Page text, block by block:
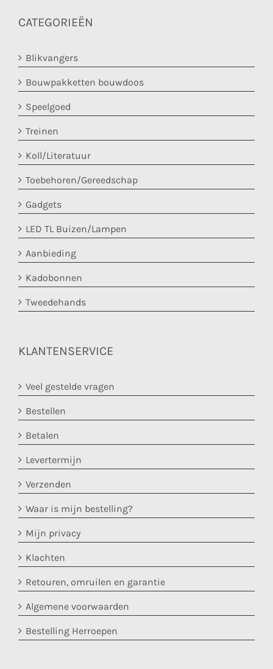
CATEGORIEËN
Blikvangers
Bouwpakketten bouwdoos
Speelgoed
Treinen
Koll/Literatuur
Toebehoren/Gereedschap
Gadgets
LED TL Buizen/Lampen
Aanbieding
Kadobonnen
Tweedehands
KLANTENSERVICE
Veel gestelde vragen
Bestellen
Betalen
Levertermijn
Verzenden
Waar is mijn bestelling?
Mijn privacy
Klachten
Retouren, omruilen en garantie
Algemene voorwaarden
Bestelling Herroepen